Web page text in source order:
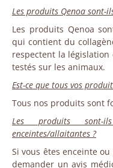
Les produits Qenoa sont-
Les produits Qenoa
qui contient du
respectent la
testés sur les animaux.
Est-ce que tous vos
Tous nos produits sont
Les produits sont-
enceintes/allaitantes ?
Si vous êtes enceinte
demander un avis